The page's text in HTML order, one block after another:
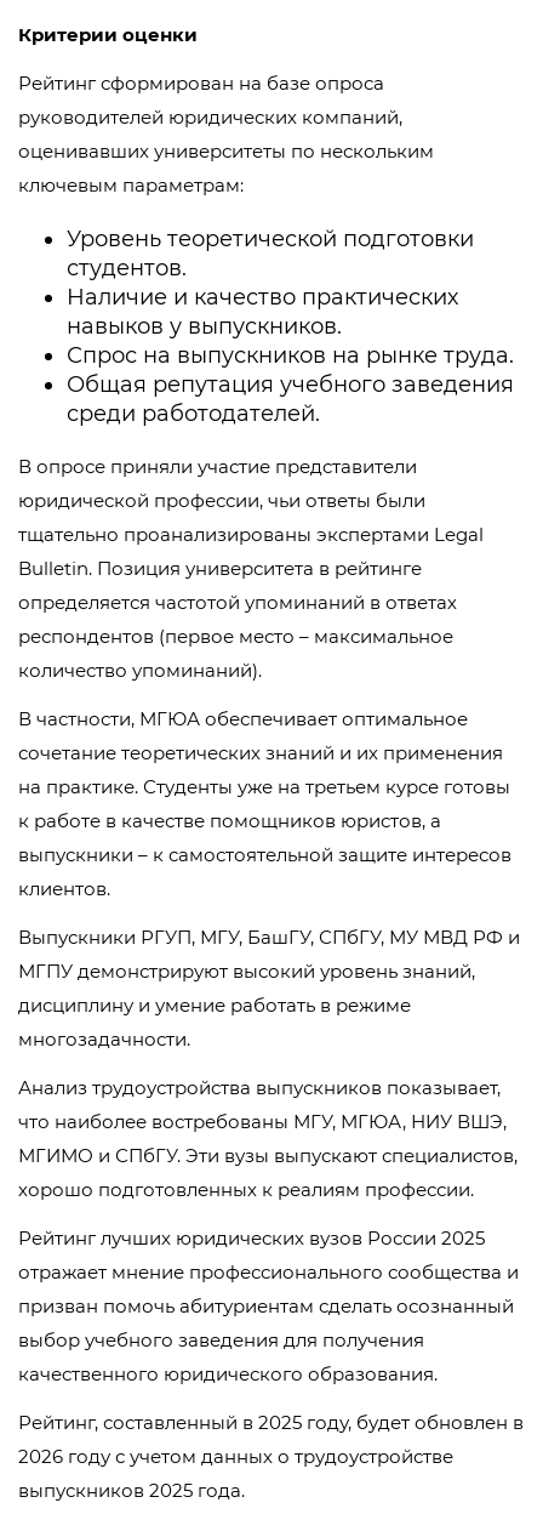
Критерии оценки
Рейтинг сформирован на базе опроса
руководителей юридических компаний,
оценивавших университеты по нескольким
ключевым параметрам:
Уровень теоретической подготовки
студентов.
Наличие и качество практических
навыков у выпускников.
Спрос на выпускников на рынке труда.
Общая репутация учебного заведения
среди работодателей.
В опросе приняли участие представители
юридической профессии, чьи ответы были
тщательно проанализированы экспертами Legal
Bulletin. Позиция университета в рейтинге
определяется частотой упоминаний в ответах
респондентов (первое место – максимальное
количество упоминаний).
В частности, МГЮА обеспечивает оптимальное
сочетание теоретических знаний и их применения
на практике. Студенты уже на третьем курсе готовы
к работе в качестве помощников юристов, а
выпускники – к самостоятельной защите интересов
клиентов.
Выпускники РГУП, МГУ, БашГУ, СПбГУ, МУ МВД РФ и
МГПУ демонстрируют высокий уровень знаний,
дисциплину и умение работать в режиме
многозадачности.
Анализ трудоустройства выпускников показывает,
что наиболее востребованы МГУ, МГЮА, НИУ ВШЭ,
МГИМО и СПбГУ. Эти вузы выпускают специалистов,
хорошо подготовленных к реалиям профессии.
Рейтинг лучших юридических вузов России 2025
отражает мнение профессионального сообщества и
призван помочь абитуриентам сделать осознанный
выбор учебного заведения для получения
качественного юридического образования.
Рейтинг, составленный в 2025 году, будет обновлен в
2026 году с учетом данных о трудоустройстве
выпускников 2025 года.